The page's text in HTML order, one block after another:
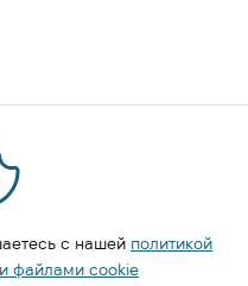
с нашей политикой
файлами cookie